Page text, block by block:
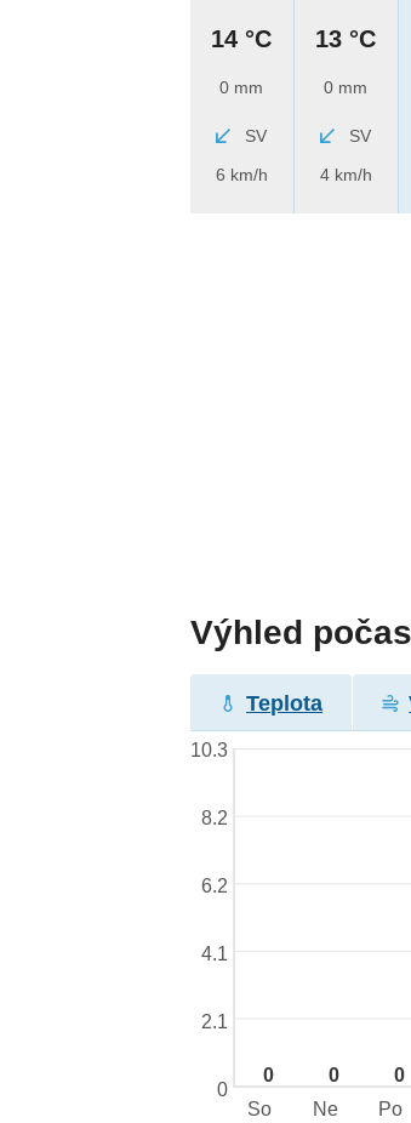
14 °C
0 mm
SV
6 km/h
13 °C
0 mm
SV
4 km/h
Výhled
Teplota
0 0 0
10.3
8.2
6.2
4.1
2.1
0
So
Ne Po